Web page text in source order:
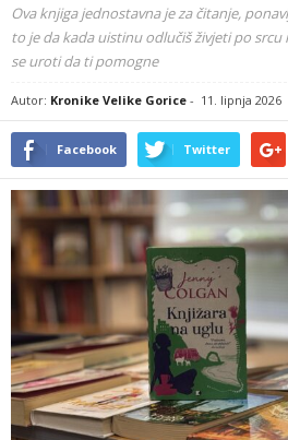
Ova knjiga jednostavna je za čitanje,
to je da kada uistinu odlučiš živjeti po
se uroti da ti pomogne
Autor: Kronike Velike Gorice - 11. lipnja 2026
Facebook Twitter